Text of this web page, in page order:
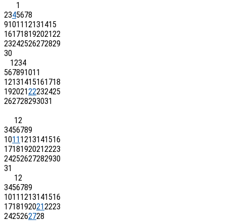
1
2345678
91011 12131415
16171819202122
23242526272829
30
1234
567891011
12131415161718
19202122232425
262728293031
12
3456789
1011 1213141516
17181920212223
24252627282930
31
12
3456789
1011 1213141516
17181920212223
2425262728